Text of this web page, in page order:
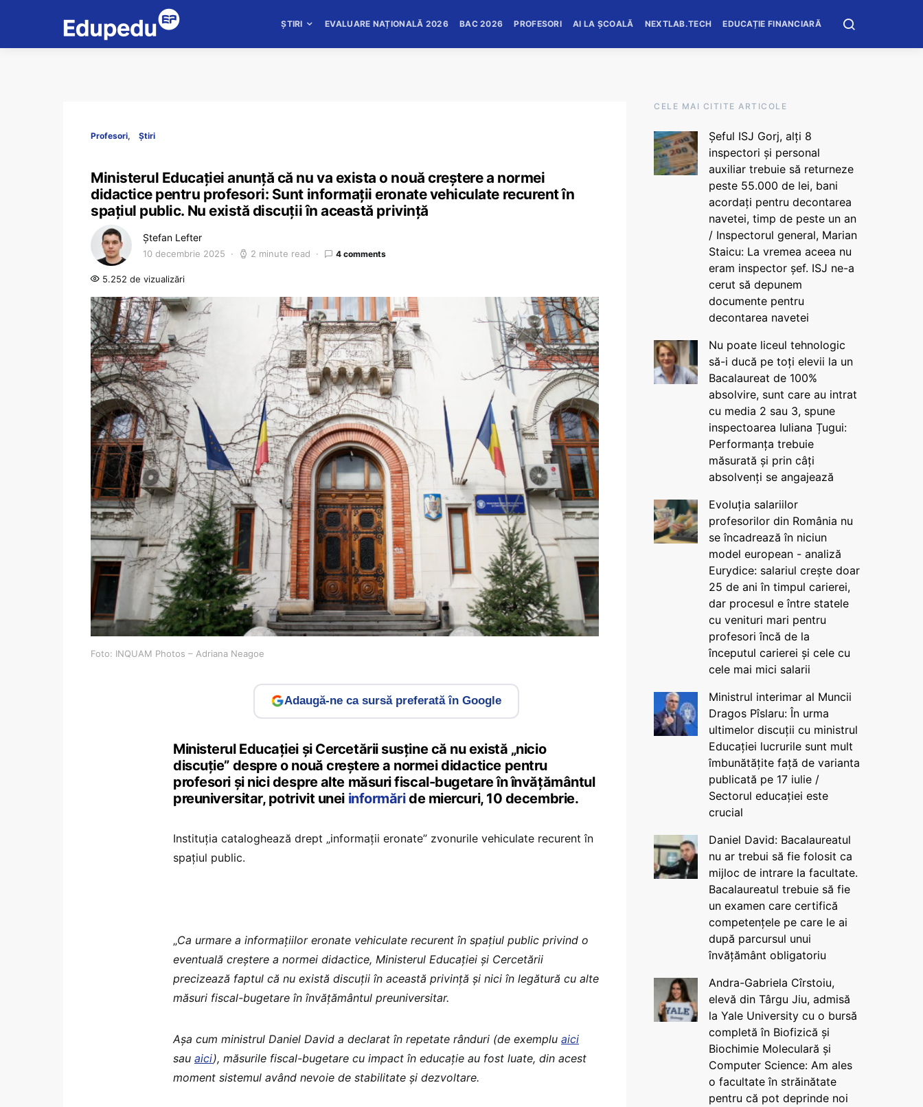
ȘTIRI EVALUARE NAȚIONALĂ 2026 BAC 2026 PROFESORI AI LA ȘCOALĂ NEXTLAB.TECH EDUCAȚIE FINANCIARĂ
Profesori Știri
Ministerul Educației anunță că nu va exista o nouă creștere a normei
didactice pentru profesori: Sunt informații eronate vehiculate recurent în
spațiul public. Nu există discuții în această privință
Ștefan Lefter
10 decembrie 2025 2 minute read 4 comments
5.252 de vizualizări
Foto: INQUAM Photos – Adriana Neagoe
Adaugă-ne ca sursă preferată în Google
Ministerul Educației și Cercetării susține că nu există „nicio
discuție” despre o nouă creștere a normei didactice pentru
profesori și nici despre alte măsuri fiscal-bugetare în învățământul
preuniversitar, potrivit unei informăride miercuri, 10 decembrie.
Instituția cataloghează drept „informații eronate” zvonurile vehiculate recurent în
spațiul public.
„Ca urmare a informațiilor eronate vehiculate recurent în spațiul public privind o
eventuală creștere a normei didactice, Ministerul Educației și Cercetării
precizează faptul că nu există discuții în această privință și nici în legătură cu alte
măsuri fiscal-bugetare în învățământul preuniversitar.
Așa cum ministrul Daniel David a declarat în repetate rânduri (de exemplu aici
sau aici), măsurile fiscal-bugetare cu impact în educație au fost luate, din acest
moment sistemul având nevoie de stabilitate și dezvoltare.
CELE MAI CITITE ARTICOLE
Șeful ISJ Gorj, alți 8
inspectori și personal
auxiliar trebuie să returneze
peste 55.000 de lei, bani
acordați pentru decontarea
navetei, timp de peste un an
/ Inspectorul general, Marian
Staicu: La vremea aceea nu
eram inspector șef. ISJ ne-a
cerut să depunem
documente pentru
decontarea navetei
Nu poate liceul tehnologic
să-i ducă pe toți elevii la un
Bacalaureat de 100%
absolvire, sunt care au intrat
cu media 2 sau 3, spune
inspectoarea Iuliana Țugui:
Performanța trebuie
măsurată și prin câți
absolvenți se angajează
Evoluția salariilor
profesorilor din România nu
se încadrează în niciun
model european - analiză
Eurydice: salariul crește doar
25 de ani în timpul carierei,
dar procesul e între statele
cu venituri mari pentru
profesori încă de la
începutul carierei și cele cu
cele mai mici salarii
Ministrul interimar al Muncii
Dragos Pîslaru: În urma
ultimelor discuții cu ministrul
Educației lucrurile sunt mult
îmbunătățite față de varianta
publicată pe 17 iulie /
Sectorul educației este
crucial
Daniel David: Bacalaureatul
nu ar trebui să fie folosit ca
mijloc de intrare la facultate.
Bacalaureatul trebuie să fie
un examen care certifică
competențele pe care le ai
după parcursul unui
învățământ obligatoriu
Andra-Gabriela Cîrstoiu,
elevă din Târgu Jiu, admisă
la Yale University cu o bursă
completă în Biofizică și
Biochimie Moleculară și
Computer Science: Am ales
o facultate în străinătate
pentru că pot deprinde noi